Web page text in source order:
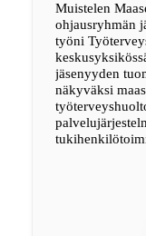
Muistelen
ohjausryhmän
työni
jäsenyyden
näkyväksi